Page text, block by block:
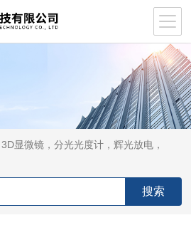
显微镜，分光光度计，辉光放电，